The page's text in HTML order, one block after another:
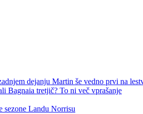
dejanju Martin še vedno prvi na
Bagnaia tretjič? To ni več vprašanje
sezone Landu Norrisu